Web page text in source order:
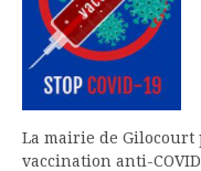
La mairie de Gilocourt
vaccination anti-